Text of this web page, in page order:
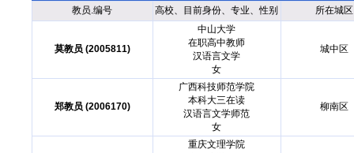
教员.编号 高校、目前身份、专业、性别 所在城区
莫教员 (2005811)
中山大学
在职高中教师
汉语言文学
女
城中区
郑教员 (2006170)
广西科技师范学院
本科大三在读
汉语言文学师范
女
柳南区
重庆文理学院